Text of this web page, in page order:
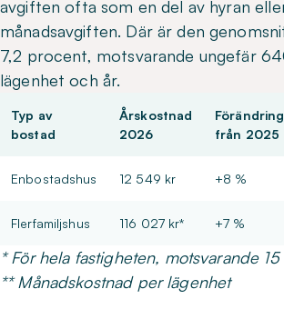
avgiften ofta som en del av hyran
månadsavgiften. Där är den
7,2 procent, motsvarande ungefär
lägenhet och år.
Typ av
bostad
Årskostnad
2026
Förändring
från 2025
Enbostadshus 12 549 kr +8 %
Flerfamiljshus 116 027 kr* +7 %
* För hela fastigheten, motsvarande
** Månadskostnad per lägenhet